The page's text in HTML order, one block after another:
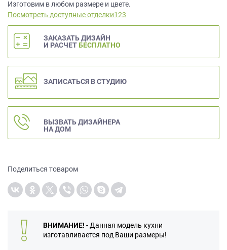
Изготовим в любом размере и цвете.
Посмотреть доступные отделки123
ЗАКАЗАТЬ ДИЗАЙН
И РАСЧЕТ БЕСПЛАТНО
ЗАПИСАТЬСЯ В СТУДИЮ
ВЫЗВАТЬ ДИЗАЙНЕРА
НА ДОМ
Поделиться товаром
ВНИМАНИЕ! - Данная модель кухни
изготавливается под Ваши размеры!
данных.